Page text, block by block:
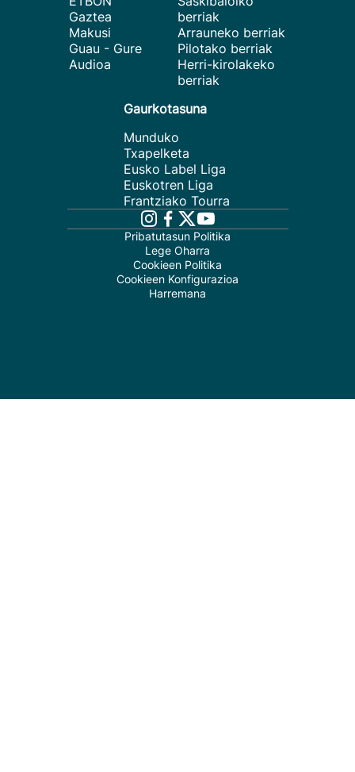
Gaztea
Makusi
Guau - Gure
Audioa
berriak
Arrauneko berriak
Pilotako berriak
Herri-kirolakeko
berriak
Gaurkotasuna
Munduko
Txapelketa
Eusko Label Liga
Euskotren Liga
Frantziako Tourra
Pribatutasun Politika
Lege Oharra
Cookieen Politika
Cookieen Konfigurazioa
Harremana